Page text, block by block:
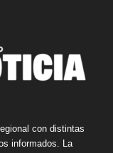
con distintas
informados. La